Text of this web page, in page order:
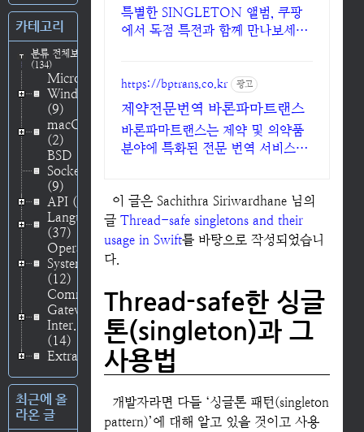
카테고리
분류 전체보기
(134)
Microsoft
Windows
(9)
macOS
(2)
BSD
Socket
(9)
API (48)
Language
(37)
Operating
System
(12)
Common
Gateway
Inter..
(14)
Extras
최근에 올
라온 글
을 한 곳에서
특별한 SINGLETON 앨범, 쿠팡
에서 독점 특전과 함께 만나보세요.
https://bptrans.co.kr 광고
제약전문번역 바론파마트랜스
바론파마트랜스는 제약 및 의약품
분야에 특화된 전문 번역 서비스를
이 글은 Sachithra Siriwardhane 님의
글 Thread-safe singletons and their
usage in Swift를 바탕으로 작성되었습니
다.
Thread-safe한 싱글
톤(singleton)과 그
사용법
개발자라면 다들 ‘싱글톤 패턴(singleton
pattern)’에 대해 알고 있을 것이고 사용